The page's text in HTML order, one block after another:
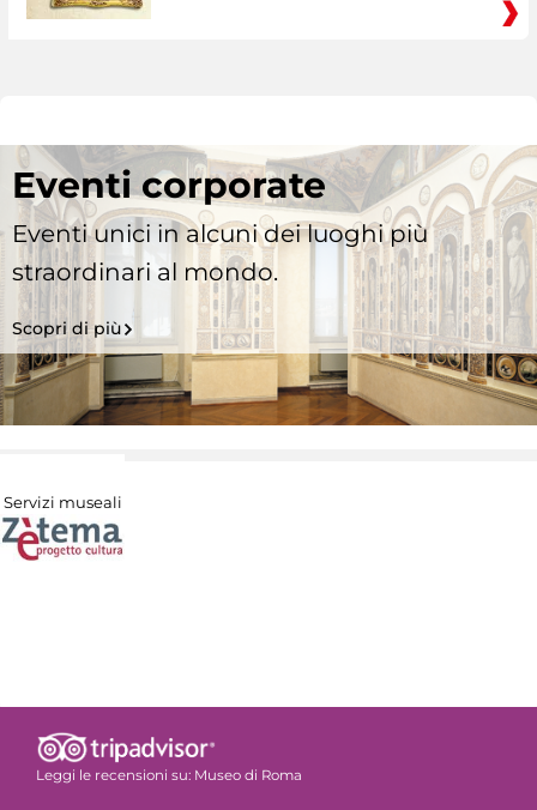
Eventi corporate
Eventi unici in alcuni dei luoghi più
straordinari al mondo.
Scopri di più
Servizi museali
Leggi le recensioni su: Museo di Roma